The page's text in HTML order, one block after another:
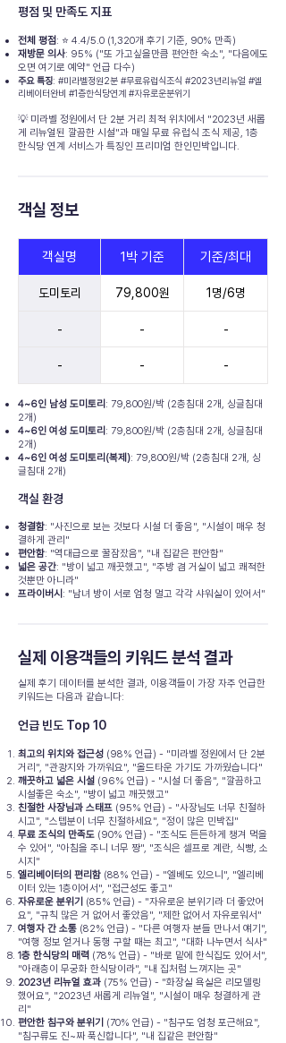
평점 및 만족도 지표
전체 평점 : ⭐ 4.4/5.0 (1,320개 후기 기준, 90% 만족)
재방문 의사: 95% ("또 가고싶을만큼 편안한 숙소", "다음에도
오면 여기로 예약" 언급 다수)
주요 특징: #미라벨정원2분 #무료유럽식조식 #2023년리뉴얼 #엘
리베이터완비 #1층한식당연계 #자유로운분위기
💡 미라벨 정원에서 단 2분 거리 최적 위치에서 "2023년 새롭
게 리뉴얼된 깔끔한 시설"과 매일 무료 유럽식 조식 제공, 1층
한식당 연계 서비스가 특징인 프리미엄 한인민박입니다.
객실 정보
객실명 1박 기준 기준/최대
도미토리 79,800원 1명/6명
- - -
- - -
4~6인 남성 도미토리 : 79,800원/박 (2층침대 2개, 싱글침대
2개)
4~6인 여성 도미토리 : 79,800원/박 (2층침대 2개, 싱글침대
2개)
4~6인 여성 도미토리(복제): 79,800원/박 (2층침대 2개, 싱
글침대 2개)
객실 환경
청결함: "사진으로 보는 것보다 시설 더 좋음", "시설이 매우 청
결하게 관리"
편안함: "역대급으로 꿀잠잤음", "내 집같은 편안함"
넓은 공간: "방이 넓고 깨끗했고", "주방 겸 거실이 넓고 쾌적한
것뿐만 아니라"
프라이버시 : "남녀 방이 서로 엄청 멀고 각각 샤워실이 있어서"
실제 이용객들의 키워드 분석 결과
실제 후기 데이터를 분석한 결과, 이용객들이 가장 자주 언급한
키워드는 다음과 같습니다:
언급 빈도 Top 10
최고의 위치와 접근성 (98% 언급) - "미라벨 정원에서 단 2분
거리", "관광지와 가까워요", "올드타운 가기도 가까웠습니다"
깨끗하고 넓은 시설 (96% 언급) - "시설 더 좋음", "깔끔하고
시설좋은 숙소", "방이 넓고 깨끗했고"
친절한 사장님과 스태프 (95% 언급) - "사장님도 너무 친절하
시고", "스텝분이 너무 친절하세요", "정이 많은 민박집"
무료 조식의 만족도 (90% 언급) - "조식도 든든하게 챙겨 먹을
수 있어", "아침을 주니 너무 짱", "조식은 셀프로 계란, 식빵, 소
시지"
엘리베이터의 편리함 (88% 언급) - "엘베도 있으니", "엘리베
이터 있는 1층이어서", "접근성도 좋고"
자유로운 분위기 (85% 언급) - "자유로운 분위기라 더 좋았어
요", "규칙 많은 거 없어서 좋았음", "제한 없어서 자유로워서"
여행자 간 소통 (82% 언급) - "다른 여행자 분들 만나서 얘기",
"여행 정보 얻거나 동행 구할 때는 최고", "대화 나누면서 식사"
1층 한식당의 매력 (78% 언급) - "바로 밑에 한식집도 있어서",
"아래층이 무궁화 한식당이라", "내 집처럼 느껴지는 곳"
2023년 리뉴얼 효과 (75% 언급) - "화장실 욕실은 리모델링
했어요", "2023년 새롭게 리뉴얼", "시설이 매우 청결하게 관
리"
편안한 침구와 분위기 (70% 언급) - "침구도 엄청 포근해요",
"침구류도 진~짜 푹신합니다", "내 집같은 편안함"